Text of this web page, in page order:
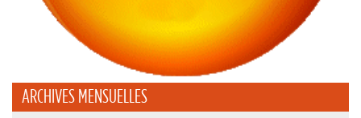
ARCHIVES MENSUELLES